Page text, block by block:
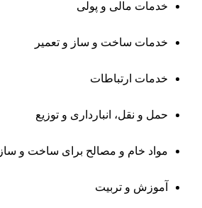
خدمات مالی و پولی
خدمات ساخت و ساز و تعمیر
خدمات ارتباطات
حمل و نقل، انبارداری و توزیع
مواد خام و مصالح برای ساخت و ساز
آموزش و تربیت